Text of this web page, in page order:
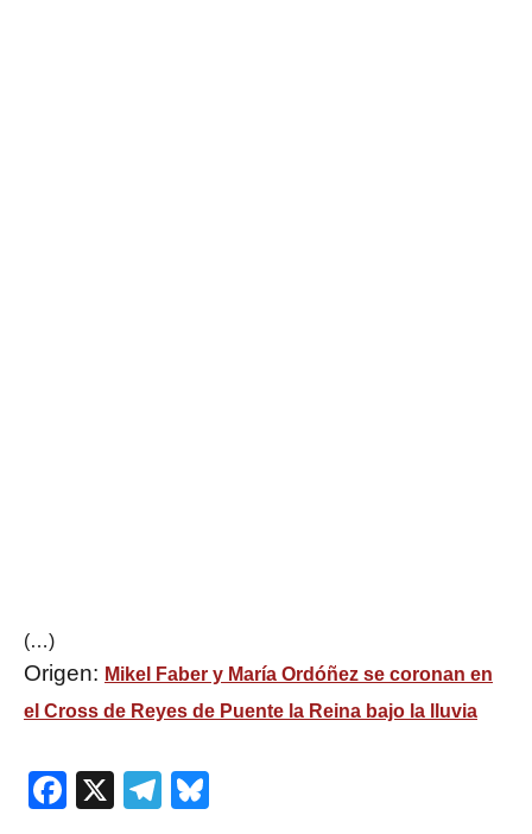
(…)
Origen: Mikel Faber y María Ordóñez se coronan en
el Cross de Reyes de Puente la Reina bajo la lluvia
Facebook
X Telegram